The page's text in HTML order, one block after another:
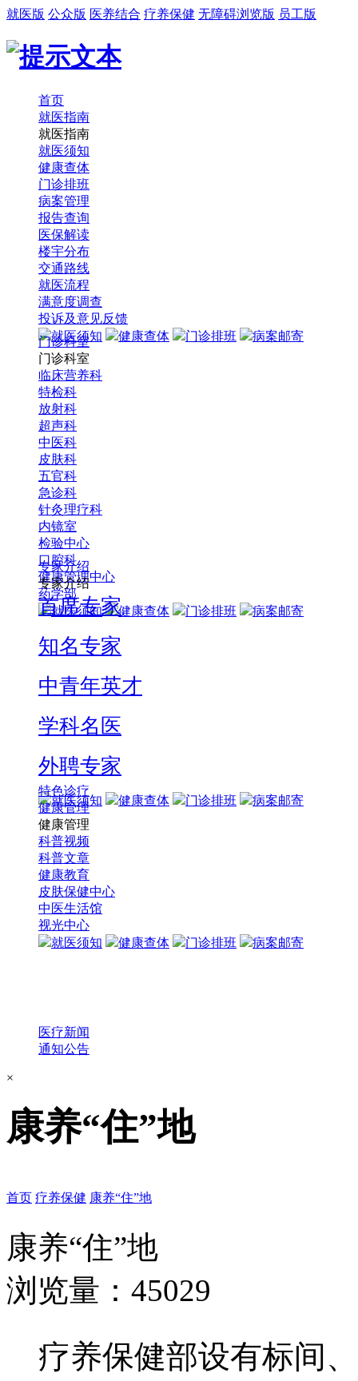
就医版 公众版 医养结合 疗养保健 无障碍浏览版 员工版
首页
就医指南
就医指南
就医须知
健康查体
门诊排班
病案管理
报告查询
医保解读
楼宇分布
交通路线
就医流程
满意度调查
投诉及意见反馈
就医须知
健康查体 门诊排班 病案邮寄
门诊科室
门诊科室
临床营养科
特检科
放射科
超声科
中医科
皮肤科
五官科
急诊科
针灸理疗科
内镜室
检验中心
口腔科
健康管理中心
药学部
就医须知
健康查体 门诊排班 病案邮寄
专家介绍
专家介绍
首席专家
知名专家
中青年英才
学科名医
外聘专家
就医须知 健康查体 门诊排班 病案邮寄
特色诊疗
健康管理
健康管理
科普视频
科普文章
健康教育
皮肤保健中心
中医生活馆
视光中心
就医须知
健康查体 门诊排班 病案邮寄
医疗新闻
通知公告
×
康养“住”地
首页 疗养保健 康养“住”地
康养“住”地
浏览量：45029
疗养保健部设有标间